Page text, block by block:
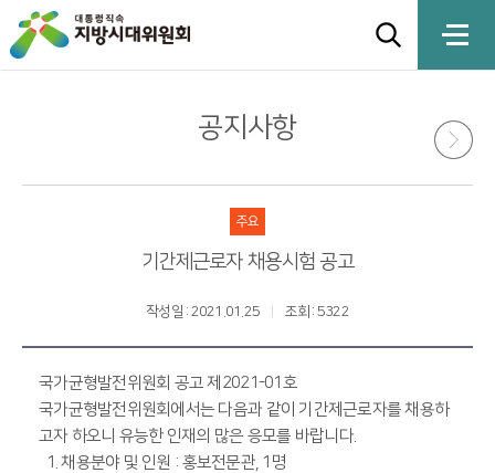
공지사항
주요
기간제근로자 채용시험 공고
작성일 : 2021.01.25 조회 : 5322
국가균형발전위원회 공고 제2021-01호
국가균형발전위원회에서는 다음과 같이 기간제근로자를 채용하
고자 하오니 유능한 인재의 많은 응모를 바랍니다.
1. 채용분야 및 인원 : 홍보전문관, 1명